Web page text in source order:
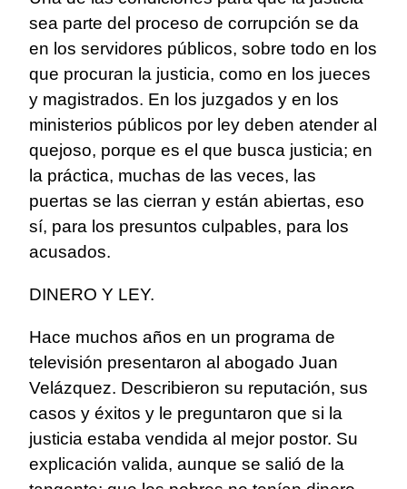
sea parte del proceso de corrupción se da
en los servidores públicos, sobre todo en los
que procuran la justicia, como en los jueces
y magistrados. En los juzgados y en los
ministerios públicos por ley deben atender al
quejoso, porque es el que busca justicia; en
la práctica, muchas de las veces, las
puertas se las cierran y están abiertas, eso
sí, para los presuntos culpables, para los
acusados.
DINERO Y LEY.
Hace muchos años en un programa de
televisión presentaron al abogado Juan
Velázquez. Describieron su reputación, sus
casos y éxitos y le preguntaron que si la
justicia estaba vendida al mejor postor. Su
explicación valida, aunque se salió de la